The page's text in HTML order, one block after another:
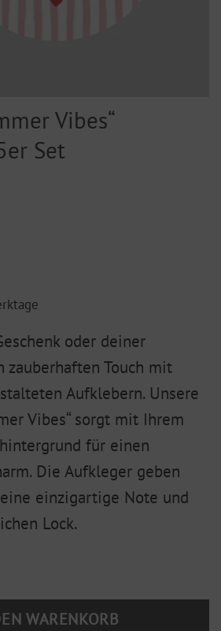
Vibes“
Set
oder deiner
zauberhaften Touch mit
Aufklebern. Unsere
Vibes“ sorgt mit Ihrem
für einen
Die Aufkleger geben
einzigartige Note und
Lock.
Himbeeren 5er Set Menge
WARENKORB